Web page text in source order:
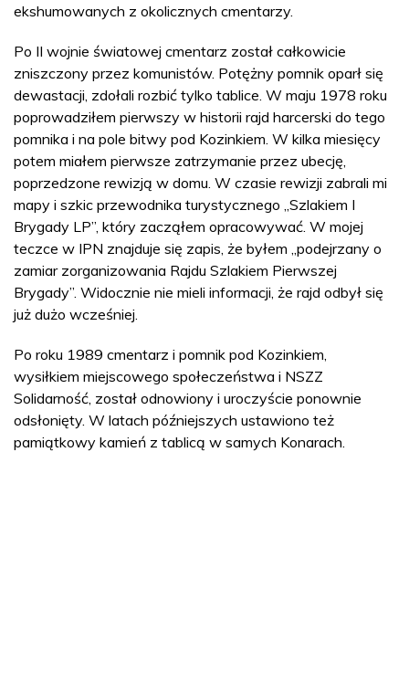
ekshumowanych z okolicznych cmentarzy.
Po II wojnie światowej cmentarz został całkowicie
zniszczony przez komunistów. Potężny pomnik oparł się
dewastacji, zdołali rozbić tylko tablice. W maju 1978 roku
poprowadziłem pierwszy w historii rajd harcerski do tego
pomnika i na pole bitwy pod Kozinkiem. W kilka miesięcy
potem miałem pierwsze zatrzymanie przez ubecję,
poprzedzone rewizją w domu. W czasie rewizji zabrali mi
mapy i szkic przewodnika turystycznego „Szlakiem I
Brygady LP”, który zacząłem opracowywać. W mojej
teczce w IPN znajduje się zapis, że byłem „podejrzany o
zamiar zorganizowania Rajdu Szlakiem Pierwszej
Brygady”. Widocznie nie mieli informacji, że rajd odbył się
już dużo wcześniej.
Po roku 1989 cmentarz i pomnik pod Kozinkiem,
wysiłkiem miejscowego społeczeństwa i NSZZ
Solidarność, został odnowiony i uroczyście ponownie
odsłonięty. W latach późniejszych ustawiono też
pamiątkowy kamień z tablicą w samych Konarach.